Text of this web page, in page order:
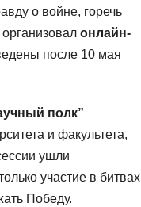
о войне, горечь
онлайн-
после 10 мая
полк”
и факультета,
ушли
участие в битвах
Победу.